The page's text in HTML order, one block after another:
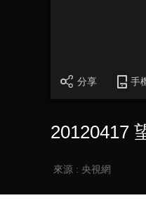
分享 手
20120417
來源 : 央視網